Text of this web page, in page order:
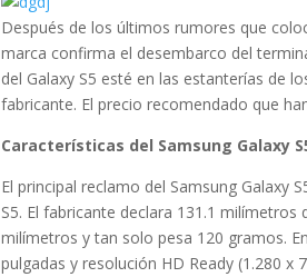
Después de los últimos rumores que
marca confirma el desembarco del
del Galaxy S5 esté en las estanterías de
fabricante. El precio recomendado que
Características del Samsung Galaxy
El principal reclamo del Samsung Galaxy
S5. El fabricante declara 131.1
milímetros y tan solo pesa 120 gramos.
pulgadas y resolución HD Ready (1.280